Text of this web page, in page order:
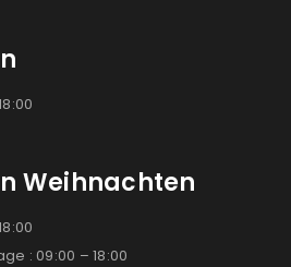
Weihnachten
: 09:00 – 18:00